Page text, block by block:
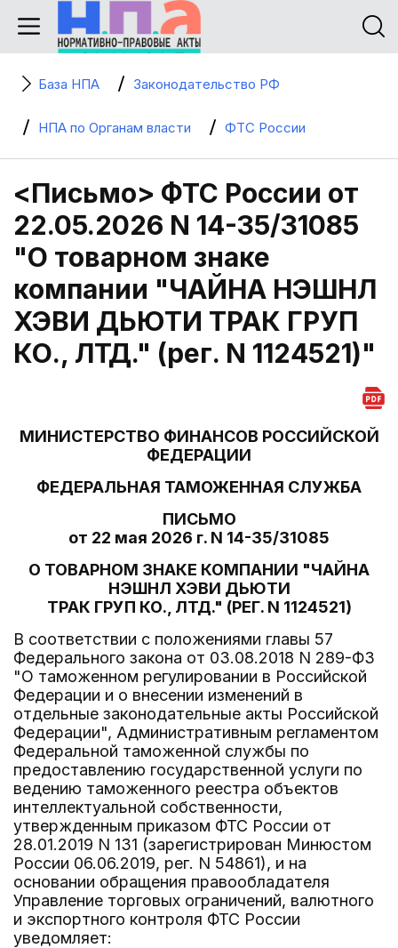
База НПА Законодательство РФ
НПА по Органам власти ФТС России
<Письмо> ФТС России от
22.05.2026 N 14-35/31085
"О товарном знаке
компании "ЧАЙНА НЭШНЛ
ХЭВИ ДЬЮТИ ТРАК ГРУП
КО., ЛТД." (рег. N 1124521)"
МИНИСТЕРСТВО ФИНАНСОВ РОССИЙСКОЙ
ФЕДЕРАЦИИ
ФЕДЕРАЛЬНАЯ ТАМОЖЕННАЯ СЛУЖБА
ПИСЬМО
от 22 мая 2026 г. N 14-35/31085
О ТОВАРНОМ ЗНАКЕ КОМПАНИИ "ЧАЙНА
НЭШНЛ ХЭВИ ДЬЮТИ
ТРАК ГРУП КО., ЛТД." (РЕГ. N 1124521)
В соответствии с положениями главы 57
Федерального закона от 03.08.2018 N 289-ФЗ
"О таможенном регулировании в Российской
Федерации и о внесении изменений в
отдельные законодательные акты Российской
Федерации", Административным регламентом
Федеральной таможенной службы по
предоставлению государственной услуги по
ведению таможенного реестра объектов
интеллектуальной собственности,
утвержденным приказом ФТС России от
28.01.2019 N 131 (зарегистрирован Минюстом
России 06.06.2019, рег. N 54861), и на
основании обращения правообладателя
Управление торговых ограничений, валютного
и экспортного контроля ФТС России
уведомляет: